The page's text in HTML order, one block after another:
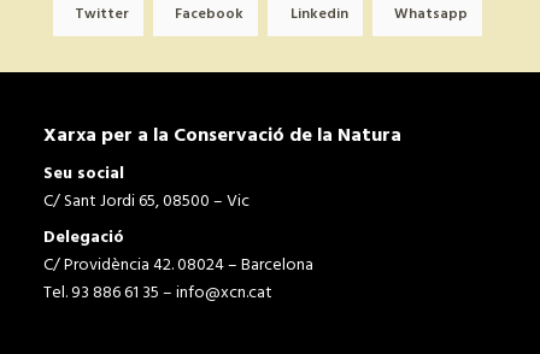
Twitter Facebook Linkedin Whatsapp
Xarxa per a la Conservació de la Natura
Seu social
C/ Sant Jordi 65, 08500 – Vic
Delegació
C/ Providència 42. 08024 – Barcelona
Tel. 93 886 61 35 –info@xcn.cat